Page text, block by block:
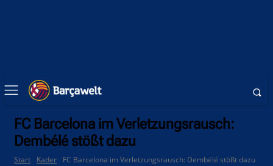
FC Barcelona im Verletzungsrausch:
Dembélé stößt dazu
Start Kader FC Barcelona im Verletzungsrausch: Dembélé stößt dazu